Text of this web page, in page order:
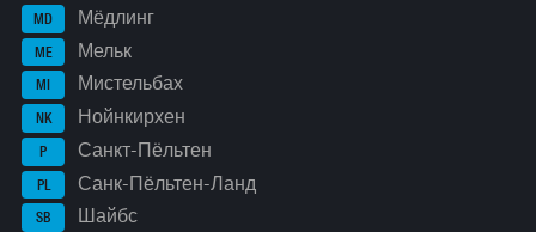
MD Мёдлинг
ME Мельк
MI Мистельбах
NK Нойнкирхен
P Санкт-Пёльтен
PL Санк-Пёльтен-Ланд
SB Шайбс